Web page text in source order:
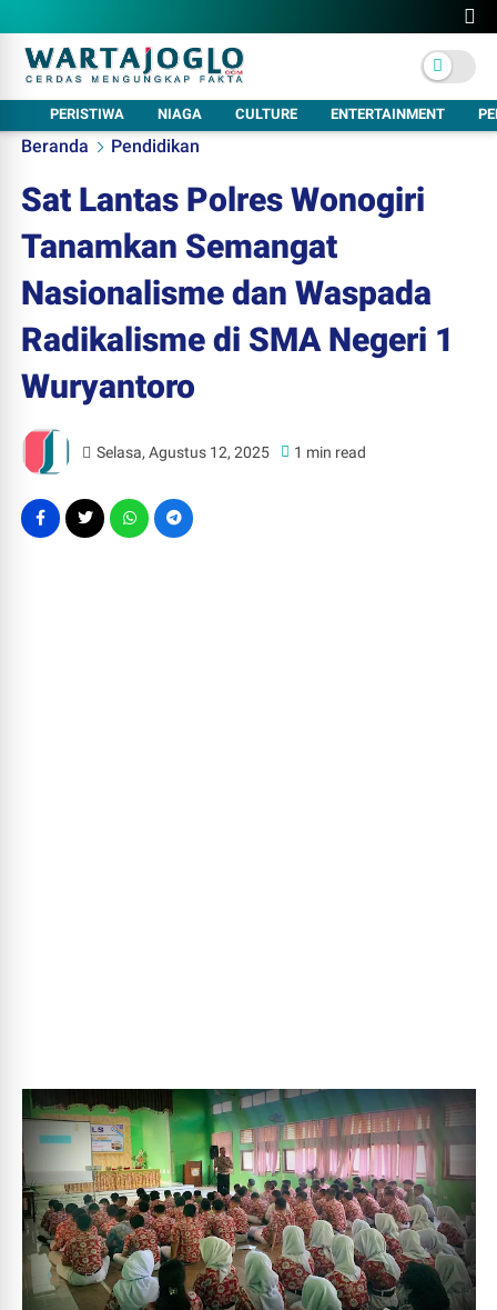
PERISTIWA NIAGA CULTURE ENTERTAINMENT
Beranda Pendidikan
Sat Lantas Polres Wonogiri
Tanamkan Semangat
Nasionalisme dan Waspada
Radikalisme di SMA Negeri 1
Wuryantoro
Selasa, Agustus 12, 2025 1 min read